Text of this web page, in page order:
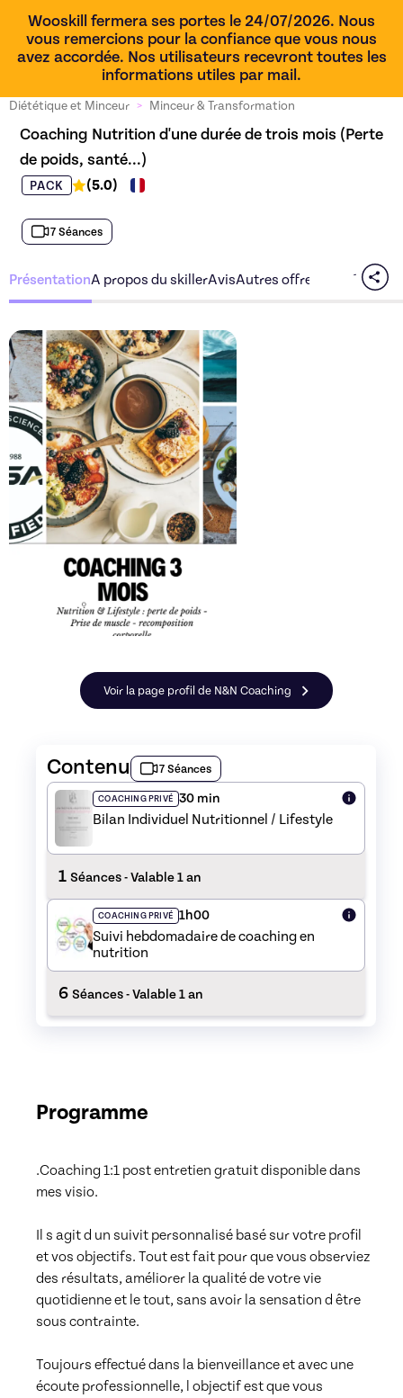
Wooskill fermera ses portes le 24/07/2026. Nous
vous remercions pour la confiance que vous nous
avez accordée. Nos utilisateurs recevront toutes les
informations utiles par mail.
Diététique et Minceur > Minceur & Transformation
Coaching Nutrition d'une durée de trois mois (Perte
de poids, santé...)
PACK (5.0)
7 Séances
PrésentationA propos du skillerAvisAutres offres du skiller
Voir la page profil de N&N Coaching
Contenu 7 Séances
COACHING PRIVÉ 30 min
Bilan Individuel Nutritionnel / Lifestyle
1 Séances- Valable 1 an
COACHING PRIVÉ 1h00
Suivi hebdomadaire de coaching en
nutrition
6 Séances- Valable 1 an
Programme
.Coaching 1:1 post entretien gratuit disponible dans
mes visio.
Il s agit d un suivit personnalisé basé sur votre profil
et vos objectifs. Tout est fait pour que vous observiez
des résultats, améliorer la qualité de votre vie
quotidienne et le tout, sans avoir la sensation d être
sous contrainte.
Toujours effectué dans la bienveillance et avec une
écoute professionnelle, l objectif est que vous